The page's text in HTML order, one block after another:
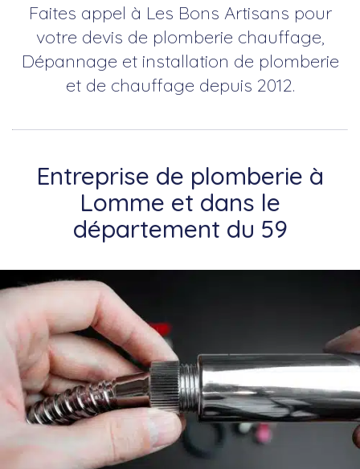
Faites appel à Les Bons Artisans pour
votre devis de plomberie chauffage,
Dépannage et installation de plomberie
et de chauffage depuis 2012.
Entreprise de plomberie à
Lomme et dans le
département du 59